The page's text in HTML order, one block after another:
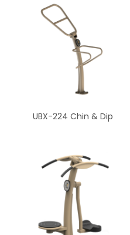
UBX-224 Chin & Dip